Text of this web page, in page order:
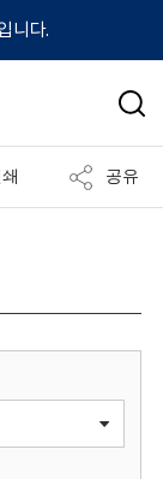
니다.
검
공유